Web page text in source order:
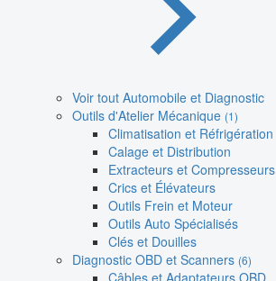
Voir tout Automobile et Diagnostic
Outils d'Atelier Mécanique (1)
Climatisation et Réfrigération
Calage et Distribution
Extracteurs et Compresseurs
Crics et Élévateurs
Outils Frein et Moteur
Outils Auto Spécialisés
Clés et Douilles
Diagnostic OBD et Scanners (6)
Câbles et Adaptateurs OBD